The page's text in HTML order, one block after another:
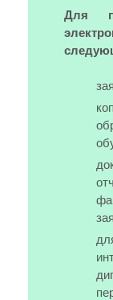
Для